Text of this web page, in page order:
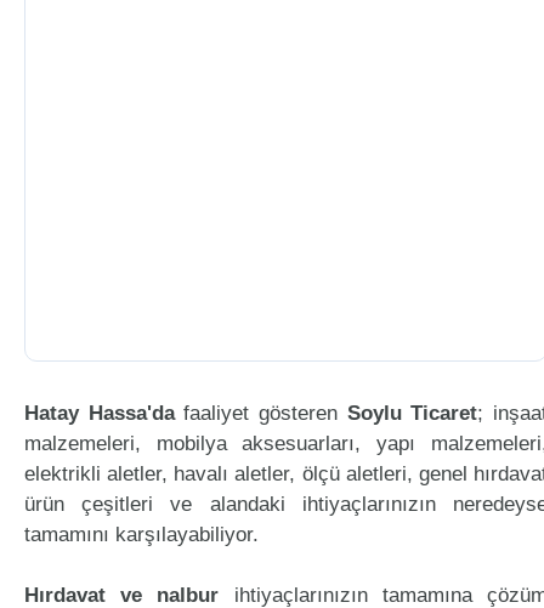
Hatay Hassa'dafaaliyet gösteren Soylu Ticaret;
malzemeleri, mobilya aksesuarları, yapı
elektrikli aletler, havalı aletler, ölçü aletleri, genel
ürün çeşitleri ve alandaki ihtiyaçlarınızın
tamamını karşılayabiliyor.
Hırdavat ve nalbur ihtiyaçlarınızın tamamına